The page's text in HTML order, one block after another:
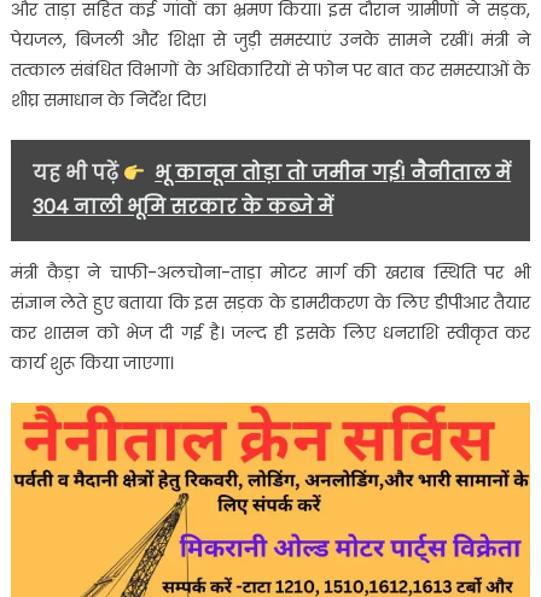
की
समस्याएं
सुनीं….
और ताड़ा सहित कई गांवों का भ्रमण किया। इस दौरान ग्रामीणों ने सड़क,
पेयजल, बिजली और शिक्षा से जुड़ी समस्याएं उनके सामने रखीं। मंत्री ने
तत्काल संबंधित विभागों के अधिकारियों से फोन पर बात कर समस्याओं के
शीघ्र समाधान के निर्देश दिए।
यह भी पढ़ें
भू कानून तोड़ा तो जमीन गई! नैनीताल में
304 नाली भूमि सरकार के कब्जे में
मंत्री कैड़ा ने चाफी-अलचोना-ताड़ा मोटर मार्ग की खराब स्थिति पर भी
संज्ञान लेते हुए बताया कि इस सड़क के डामरीकरण के लिए डीपीआर तैयार
कर शासन को भेज दी गई है। जल्द ही इसके लिए धनराशि स्वीकृत कर
कार्य शुरू किया जाएगा।